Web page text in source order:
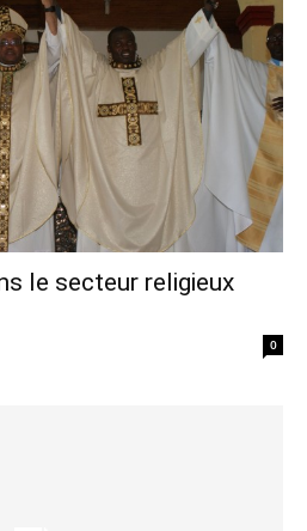
le secteur religieux
0